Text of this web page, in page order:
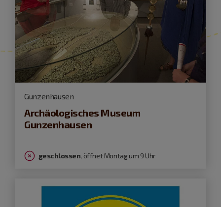
Gunzenhausen
Archäologisches Museum
Gunzenhausen
geschlossen, öffnet Montag um 9 Uhr